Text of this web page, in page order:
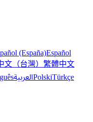
(España)Español
（台灣） 繁體中文
العربيةPolskiTürkçe